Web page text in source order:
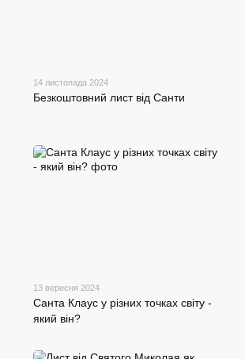
14 листопада 2024
Безкоштовний лист від Санти
13 вересня 2024
Санта Клаус у різних точках світу -
який він?